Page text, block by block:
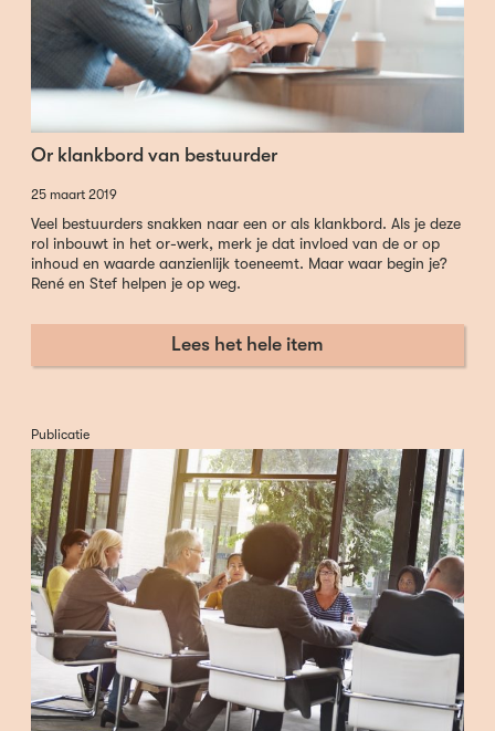
Or klankbord van bestuurder
25 maart 2019
Veel bestuurders snakken naar een or als klankbord. Als je deze
rol inbouwt in het or-werk, merk je dat invloed van de or op
inhoud en waarde aanzienlijk toeneemt. Maar waar begin je?
René en Stef helpen je op weg.
Lees het hele item
Publicatie